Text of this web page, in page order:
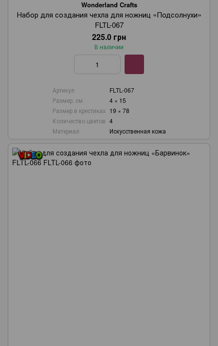
Wonderland Crafts
Набор для создания чехла для ножниц «Подсолнухи»
FLTL-067
225.0 грн
В наличии
Артикул
FLTL-067
Размер, см
4 × 15
Размер в крестиках 19 × 78
Количество цветов 4
Материал
Искусственная кожа